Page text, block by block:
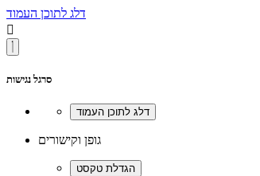
דלג לתוכן העמוד

סרגל נגישות
גופן וקישורים